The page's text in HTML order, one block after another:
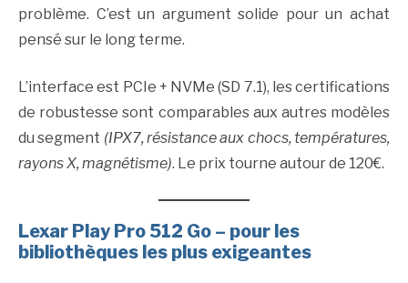
problème. C’est un argument solide pour un achat
pensé sur le long terme.
L’interface est PCIe + NVMe (SD 7.1), les certifications
de robustesse sont comparables aux autres modèles
du segment (IPX7, résistance aux chocs, températures,
rayons X, magnétisme). Le prix tourne autour de 120€.
Lexar Play Pro 512 Go – pour les
bibliothèques les plus exigeantes